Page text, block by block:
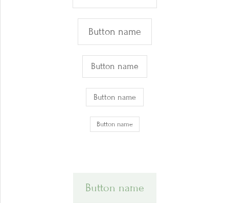
Button name
Button name
Button name
Button name
Button name